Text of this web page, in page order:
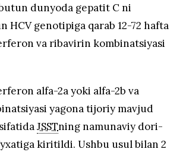
dunyoda gepatit C ni
HCV genotipiga qarab 12-72 hafta
va ribavirin kombinatsiyasi
alfa-2a yoki alfa-2b va
yagona tijoriy mavjud
sifatidaJSSTning namunaviy dori-
kiritildi. Ushbu usul bilan 2